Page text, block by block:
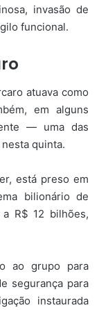
invasão de
funcional.
atuava como
em alguns
— uma das
quinta.
está preso em
bilionário de
R$ 12 bilhões,
ao grupo para
segurança para
instaurada